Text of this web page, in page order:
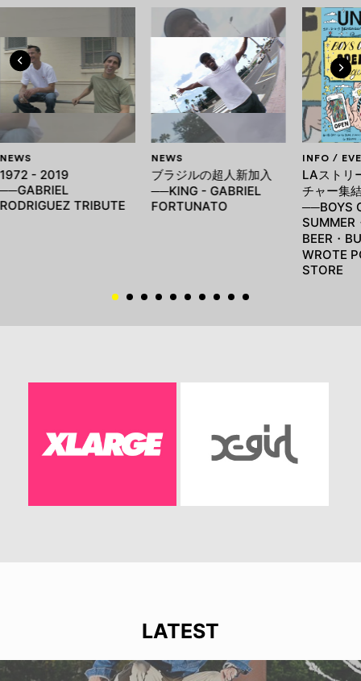
NEWS
1972 - 2019
──GABRIEL
RODRIGUEZ TRIBUTE
NEWS
ブラジルの超人新加入
──KING - GABRIEL
FORTUNATO
INFO /
LAストリ
チャー集
──BOYS
SUMMER
BEER・
WROTE
STORE
LATEST